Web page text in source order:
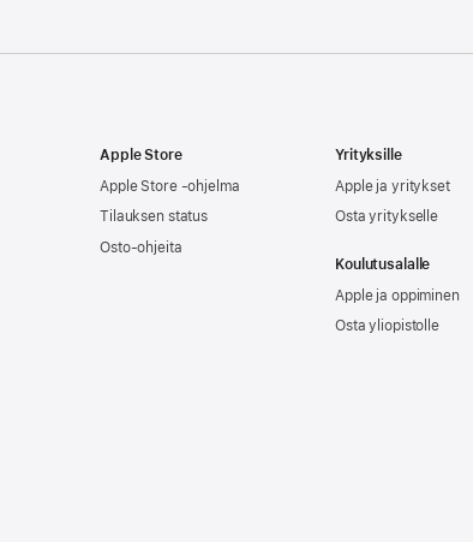
Apple Store
Apple Store -ohjelma
Tilauksen status
Osto-ohjeita
Yrityksille
Apple ja yritykset
Osta yritykselle
Koulutusalalle
Apple ja oppiminen
Osta yliopistolle